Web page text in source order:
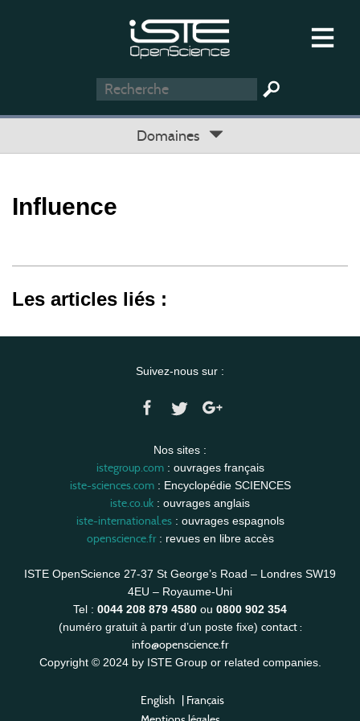
Domaines
Influence
Les articles liés :
Suivez-nous sur :
Nos sites :
istegroup.com: ouvrages français
iste-sciences.com: Encyclopédie SCIENCES
iste.co.uk : ouvrages anglais
iste-international.es: ouvrages espagnols
openscience.fr: revues en libre accès
ISTE OpenScience 27-37 St George’s Road – Londres SW19
4EU – Royaume-Uni
Tel : 0044 208 879 4580 ou 0800 902 354
(numéro gratuit à partir d’un poste fixe) contact :
info@openscience.fr
Copyright © 2024 by ISTE Group or related companies.
English | Français